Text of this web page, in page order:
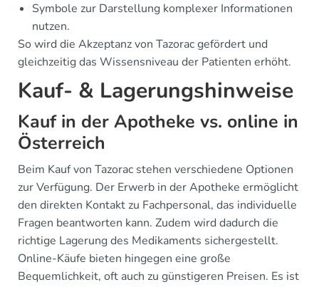
Symbole zur Darstellung komplexer Informationen
nutzen.
So wird die Akzeptanz von Tazorac gefördert und
gleichzeitig das Wissensniveau der Patienten erhöht.
Kauf- & Lagerungshinweise
Kauf in der Apotheke vs. online in
Österreich
Beim Kauf von Tazorac stehen verschiedene Optionen
zur Verfügung. Der Erwerb in der Apotheke ermöglicht
den direkten Kontakt zu Fachpersonal, das individuelle
Fragen beantworten kann. Zudem wird dadurch die
richtige Lagerung des Medikaments sichergestellt.
Online-Käufe bieten hingegen eine große
Bequemlichkeit, oft auch zu günstigeren Preisen. Es ist